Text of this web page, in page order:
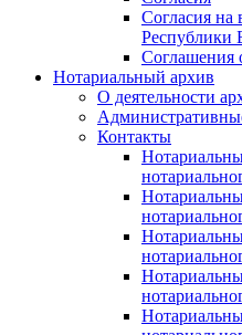
Согласия на
Республики
Соглашения
Нотариальный архив
О деятельности
Контакты